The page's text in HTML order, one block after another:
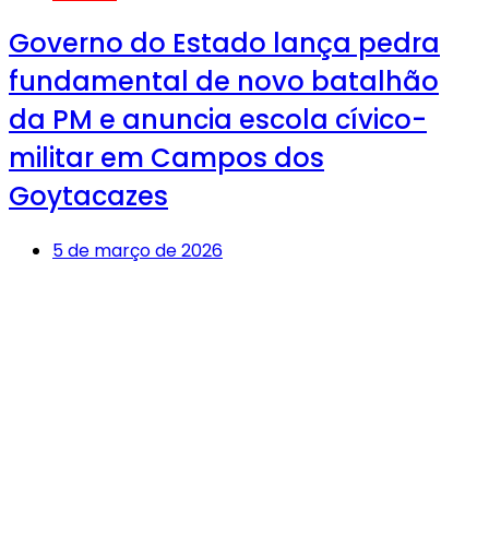
Governo do Estado lança pedra
fundamental de novo batalhão
da PM e anuncia escola cívico-
militar em Campos dos
Goytacazes
5 de março de 2026